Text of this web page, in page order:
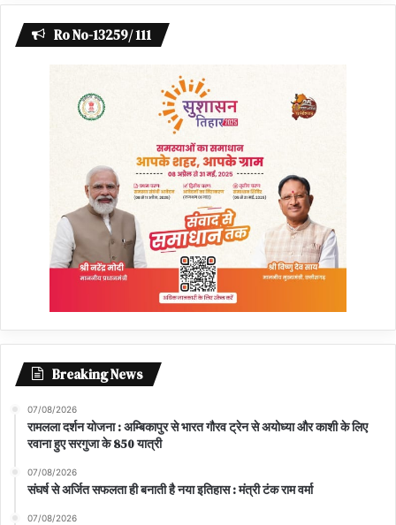
Ro No-13259/ 111
Breaking News
07/08/2026
रामलला दर्शन योजना : अम्बिकापुर से भारत गौरव ट्रेन से अयोध्या और काशी के लिए
रवाना हुए सरगुजा के 850 यात्री
07/08/2026
संघर्ष से अर्जित सफलता ही बनाती है नया इतिहास : मंत्री टंक राम वर्मा
07/08/2026